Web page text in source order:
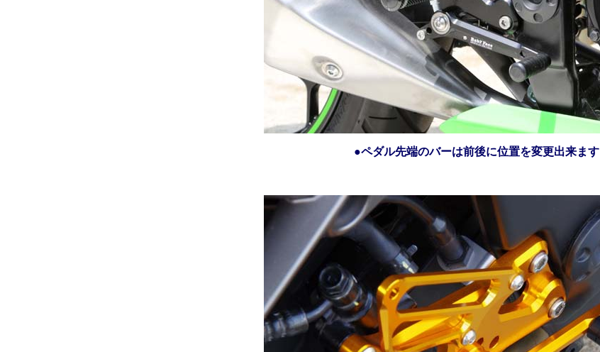
●ペダル先端のバーは前後に位置を変更出来ます